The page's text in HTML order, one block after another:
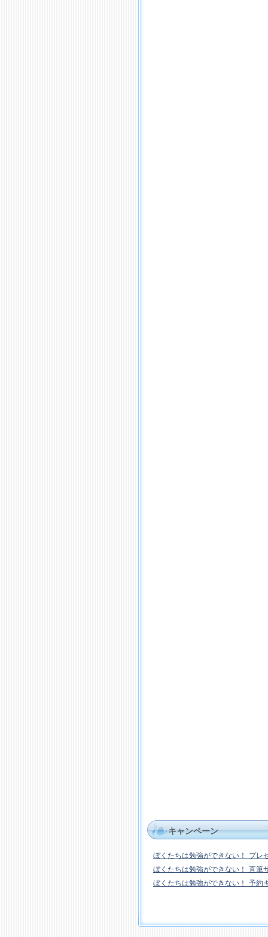
キャンペーン
ぼくたちは勉強ができない！ プレ
ぼくたちは勉強ができない！ 直筆
ぼくたちは勉強ができない！ 予約